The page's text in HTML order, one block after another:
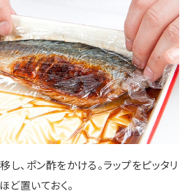
、ポン酢をかける。ラップをピッタリ
ど置いておく。